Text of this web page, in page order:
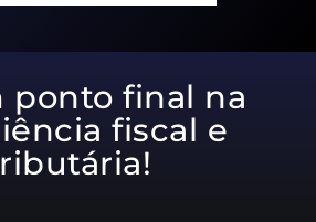
ponto final na
fiscal e